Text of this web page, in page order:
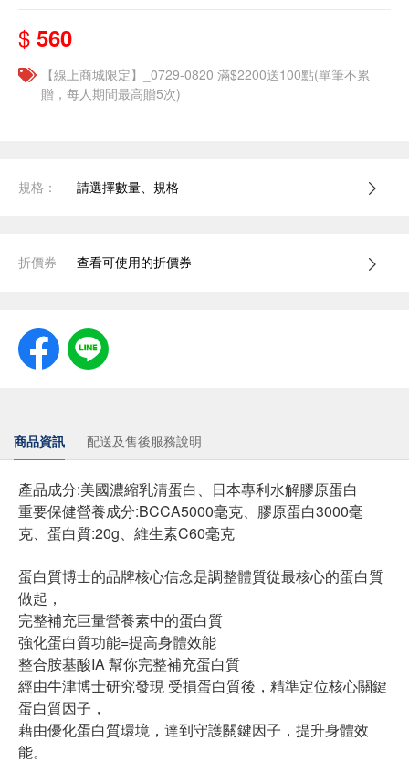
$ 560
【線上商城限定】_0729-0820 滿$2200送100點(單筆不累
贈，每人期間最高贈5次)
規格： 請選擇數量、規格
折價券 查看可使用的折價券
商品資訊 配送及售後服務說明
產品成分:美國濃縮乳清蛋白、日本專利水解膠原蛋白
重要保健營養成分:BCCA5000毫克、膠原蛋白3000毫
克、蛋白質:20g、維生素C60毫克
蛋白質博士的品牌核心信念是調整體質從最核心的蛋白質
做起，
完整補充巨量營養素中的蛋白質
強化蛋白質功能=提高身體效能
整合胺基酸IA 幫你完整補充蛋白質
經由牛津博士研究發現 受損蛋白質後，精準定位核心關鍵
蛋白質因子，
藉由優化蛋白質環境，達到守護關鍵因子，提升身體效
能。